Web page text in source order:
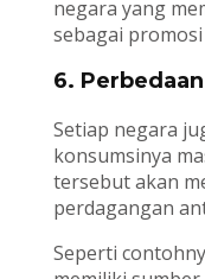
negara yang
sebagai
6.
Setiap negara
konsumsinya
tersebut akan
perdagangan
Seperti